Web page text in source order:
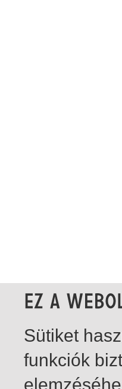
Sütiket
funkciók